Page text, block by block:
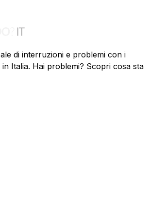
di interruzioni e problemi con i
Italia. Hai problemi? Scopri cosa sta